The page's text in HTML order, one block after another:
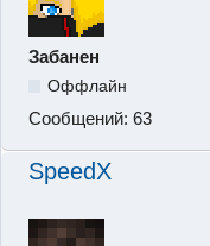
Забанен
Оффлайн
Сообщений: 63
SpeedX